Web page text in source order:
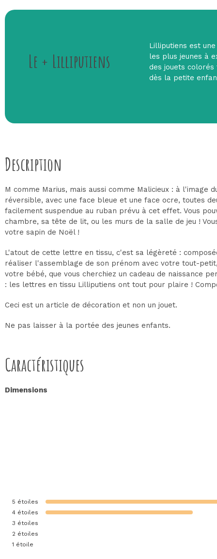
Le + Lilliputiens
Lilliputiens est
les plus jeunes à
des jouets colorés
dès la petite
Description
M comme Marius, mais aussi comme Malicieux : à
réversible, avec une face bleue et une face ocre, toutes
facilement suspendue au ruban prévu à cet effet. Vous
chambre, sa tête de lit, ou les murs de la salle de jeu !
votre sapin de Noël !
L'atout de cette lettre en tissu, c'est sa légèreté :
réaliser l'assemblage de son prénom avec votre tout-
votre bébé, que vous cherchiez un cadeau de naissance
: les lettres en tissu Lilliputiens ont tout pour plaire !
Ceci est un article de décoration et non un jouet.
Ne pas laisser à la portée des jeunes enfants.
Caractéristiques
Dimensions
5 étoiles
4 étoiles
3 étoiles
2 étoiles
1 étoile